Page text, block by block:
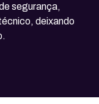
segurança,
deixando